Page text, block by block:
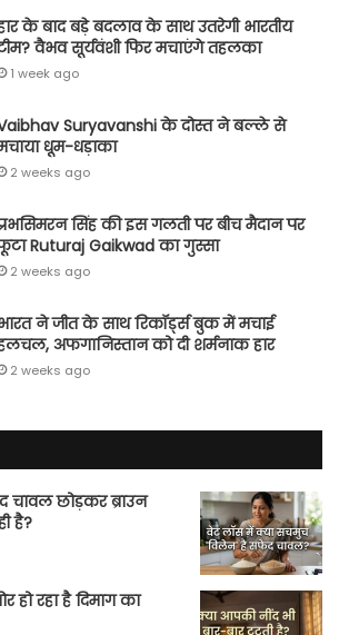
के बाद बड़े बदलाव के साथ उतरेगी भारतीय
वैभव सूर्यवंशी फिर मचाएंगे तहलका
1 week ago
Suryavanshi के दोस्त ने बल्ले से
धूम-धड़ाका
2 weeks ago
सिंह की इस गलती पर बीच मैदान पर
Ruturaj Gaikwad का गुस्सा
2 weeks ago
ने जीत के साथ रिकॉर्ड्स बुक में मचाई
अफगानिस्तान को दी शर्मनाक हार
2 weeks ago
छोड़कर ब्राउन
है?
रहा है दिमाग का